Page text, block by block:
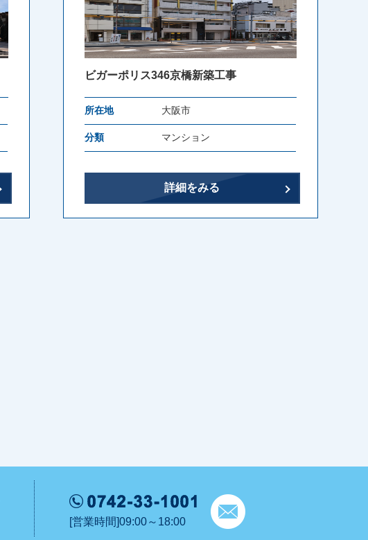
ビガーポリス346京橋新築工事
所在地 大阪市
分類 マンション
詳細をみる
[営業時間]09:00～18:00